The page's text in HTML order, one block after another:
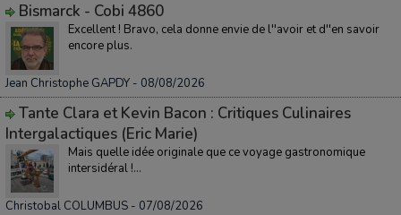
Bismarck - Cobi 4860
Excellent ! Bravo, cela donne envie de l''avoir et d''en savoir
encore plus.
Jean Christophe GAPDY - 08/08/2026
Tante Clara et Kevin Bacon : Critiques Culinaires
Intergalactiques (Eric Marie)
Mais quelle idée originale que ce voyage gastronomique
intersidéral !...
Christobal COLUMBUS - 07/08/2026